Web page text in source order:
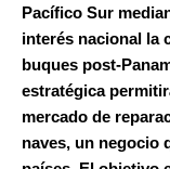
Pacífico Sur
interés nacional la
buques post-
estratégica
mercado de
naves, un negocio